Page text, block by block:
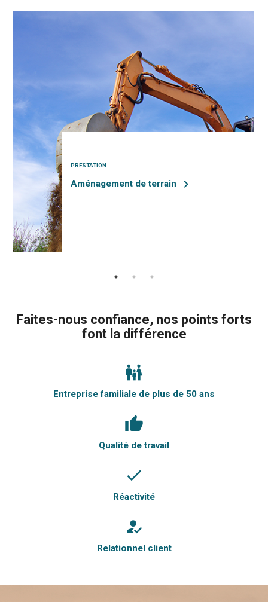
PRESTATION
Aménagement de terrain keyboard_arrow_right
Faites-nous confiance, nos points forts
font la différence
family_restroom
Entreprise familiale de plus de 50 ans
thumb_up
Qualité de travail
done
Réactivité
how_to_reg
Relationnel client